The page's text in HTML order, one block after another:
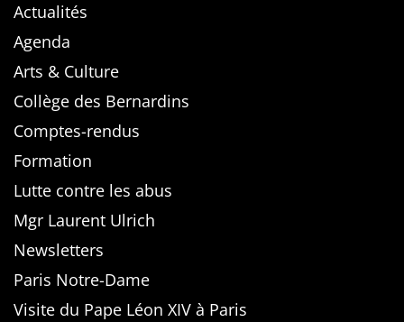
Actualités
Agenda
Arts & Culture
Collège des Bernardins
Comptes-rendus
Formation
Lutte contre les abus
Mgr Laurent Ulrich
Newsletters
Paris Notre-Dame
Visite du Pape Léon XIV à Paris